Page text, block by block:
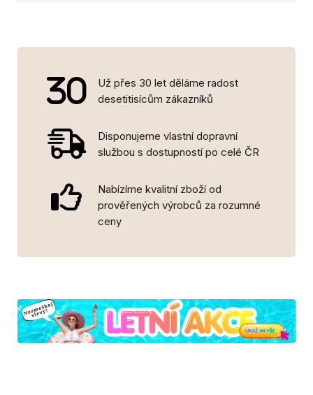
Už přes 30 let děláme radost
desetitisícům zákazníků
Disponujeme vlastní dopravní
službou s dostupností po celé ČR
Nabízíme kvalitní zboží od
prověřených výrobců za rozumné
ceny